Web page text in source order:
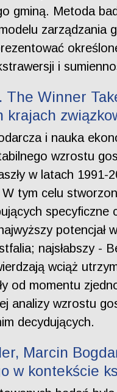
gminą. Metoda
zarządzania
i
The Winner
krajach
i nauka
wzrostu
w latach
tym celu
potencjał
najsłabszy -
wciąż
od momentu
analizy wzrostu
decydujących.
Marcin
w kontekście